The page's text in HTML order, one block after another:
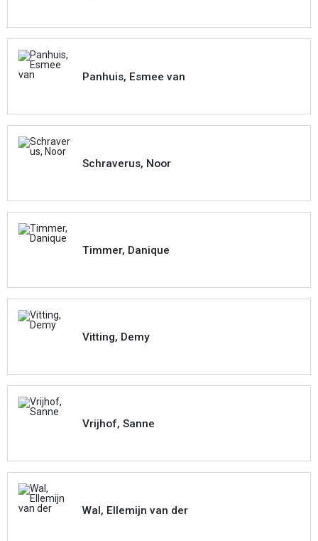
Panhuis, Esmee van
Schraverus, Noor
Timmer, Danique
Vitting, Demy
Vrijhof, Sanne
Wal, Ellemijn van der